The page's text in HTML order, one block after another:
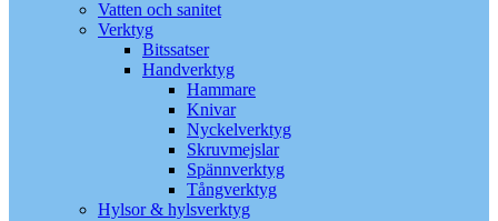
Vatten och sanitet
Verktyg
Bitssatser
Handverktyg
Hammare
Knivar
Nyckelverktyg
Skruvmejslar
Spännverktyg
Tångverktyg
Hylsor & hylsverktyg